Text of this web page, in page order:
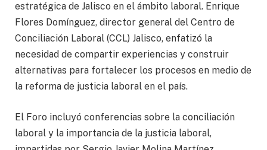
estratégica de Jalisco en el ámbito laboral. Enrique
Flores Domínguez, director general del Centro de
Conciliación Laboral (CCL) Jalisco, enfatizó la
necesidad de compartir experiencias y construir
alternativas para fortalecer los procesos en medio de
la reforma de justicia laboral en el país.
El Foro incluyó conferencias sobre la conciliación
laboral y la importancia de la justicia laboral,